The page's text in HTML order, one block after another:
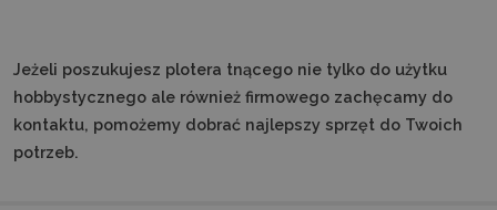
Jeżeli poszukujesz plotera tnącego nie tylko do użytku
hobbystycznego ale również firmowego zachęcamy do
kontaktu, pomożemy dobrać najlepszy sprzęt do Twoich
potrzeb.